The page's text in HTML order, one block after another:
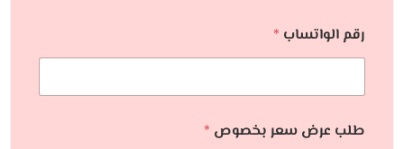
رقم الواتساب *
طلب عرض سعر بخصوص *